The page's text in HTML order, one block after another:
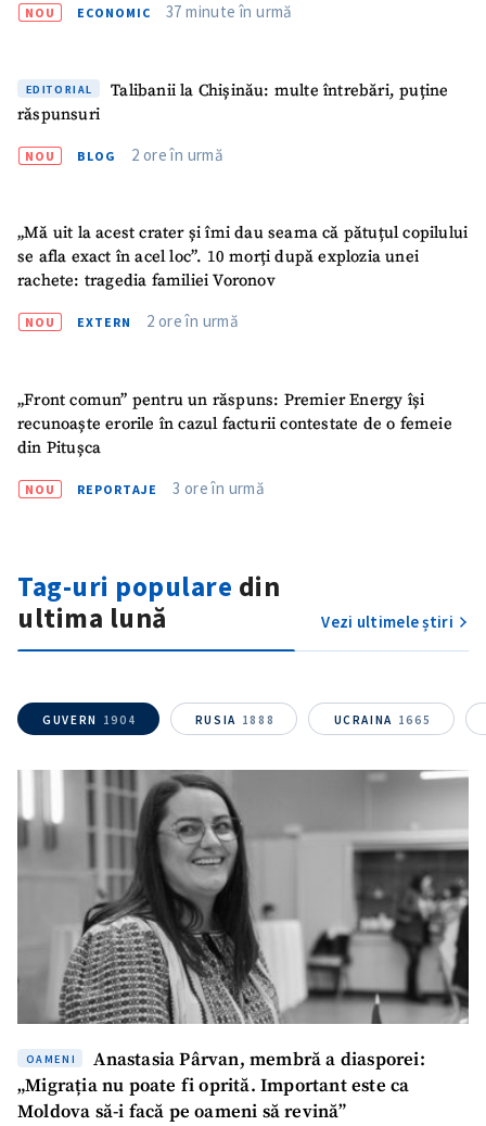
NOU ECONOMIC 37 minute în urmă
EDITORIAL
Talibanii la Chișinău: multe întrebări, puține
răspunsuri
NOU BLOG 2 ore în urmă
„Mă uit la acest crater și îmi dau seama că pătuțul copilului
se afla exact în acel loc”. 10 morți după explozia unei
rachete: tragedia familiei Voronov
NOU EXTERN 2 ore în urmă
„Front comun” pentru un răspuns: Premier Energy își
recunoaște erorile în cazul facturii contestate de o femeie
din Pitușca
NOU REPORTAJE 3 ore în urmă
Tag-uri populare din
ultima lună
Vezi ultimele știri
GUVERN 1904 RUSIA 1888 UCRAINA 1665
OAMENI
Anastasia Pârvan, membră a diasporei:
„Migrația nu poate fi oprită. Important este ca
Moldova să-i facă pe oameni să revină”
ȘTIREA MEA
Titlu știre+ Adaugă titlu
Mesajul știrei
+ Mesajul știrei
CONTACT SURSĂ
Sursă anonimă
Nume+ Numele meu
Email+ Emailul meu